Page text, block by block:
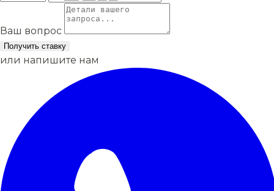
Ваш вопрос
Получить ставку
или напишите нам